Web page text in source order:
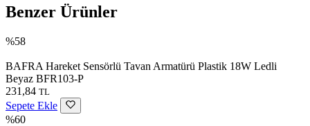
Benzer Ürünler
%58
BAFRA Hareket Sensörlü Tavan Armatürü Plastik 18W Ledli
Beyaz BFR103-P
231,84 TL
Sepete Ekle
%60